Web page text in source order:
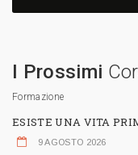
I Prossimi
Formazione
ESISTE UNA VITA
9 AGOSTO 2026